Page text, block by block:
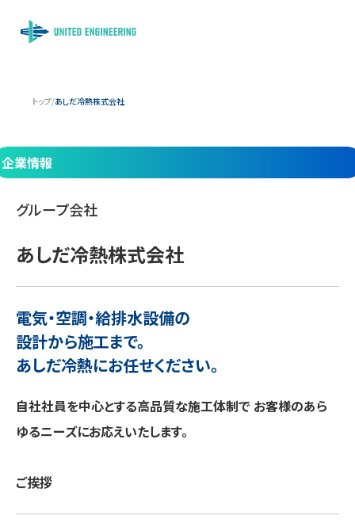
トップ/あしだ冷熱株式会社
企業情報
グループ会社
あしだ冷熱株式会社
電気・空調・給排水設備の
設計から施工まで。
あしだ冷熱にお任せください。
自社社員を中心とする高品質な施工体制で お客様のあら
ゆるニーズにお応えいたします。
ご挨拶